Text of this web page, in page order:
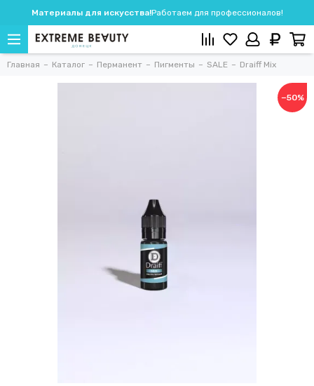
Материалы для искусства!Работаем для профессионалов!
Главная Каталог Перманент Пигменты SALE Draiff Mix
−50%